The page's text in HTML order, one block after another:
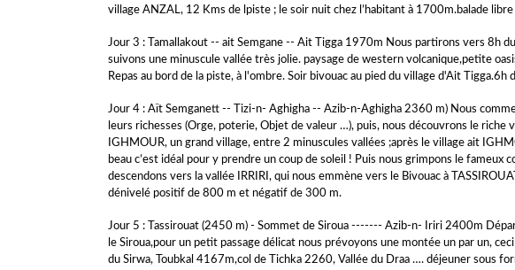
village ANZAL, 12 Kms de lpiste ; le soir nuit chez l’habitant à 1700m.balade
Jour 3 : Tamallakout -- ait Semgane -- Ait Tigga 1970m Nous partirons vers 8h
suivons une minuscule vallée très jolie. paysage de western volcanique,petite
Repas au bord de la piste, à l'ombre. Soir bivouac au pied du village d'Ait Tigga.6h
Jour 4 : Aït Semganett -- Tizi-n- Aghigha -- Azib-n-Aghigha 2360 m) Nous
leurs richesses (Orge, poterie, Objet de valeur …), puis, nous découvrons le riche
IGHMOUR, un grand village, entre 2 minuscules vallées ;après le village ait
beau c’est idéal pour y prendre un coup de soleil ! Puis nous grimpons le
descendons vers la vallée IRRIRI, qui nous emmène vers le Bivouac à
dénivelé positif de 800 m et négatif de 300 m.
Jour 5 : Tassirouat (2450 m) - Sommet de Siroua ------- Azib-n- Iriri 2400m
le Siroua,pour un petit passage délicat nous prévoyons une montée un par un,
du Sirwa, Toubkal 4167m,col de Tichka 2260, Vallée du Draa …. déjeuner sous